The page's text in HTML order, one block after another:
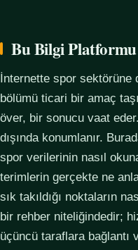
Bu Bilgi
İnternette spor sektörüne
bölümü ticari bir amaç
över, bir sonucu vaat
dışında konumlanır.
spor verilerinin nasıl
terimlerin gerçekte ne
sık takıldığı noktaların
bir rehber niteliğindedir;
üçüncü taraflara bağlantı